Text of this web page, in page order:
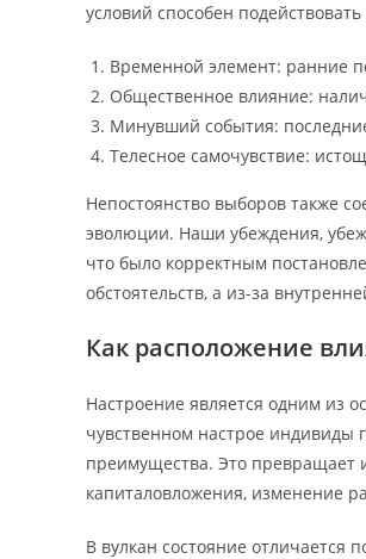
условий способен
Временной элемент: ранние
Общественное влияние:
Минувший события:
Телесное самочувствие:
Непостоянство выборов также
эволюции. Наши убеждения,
что было корректным
обстоятельств, а из-за
Как расположение
Настроение является одним из
чувственном настрое индивиды
преимущества. Это превращает
капиталовложения, изменение
В вулкан состояние